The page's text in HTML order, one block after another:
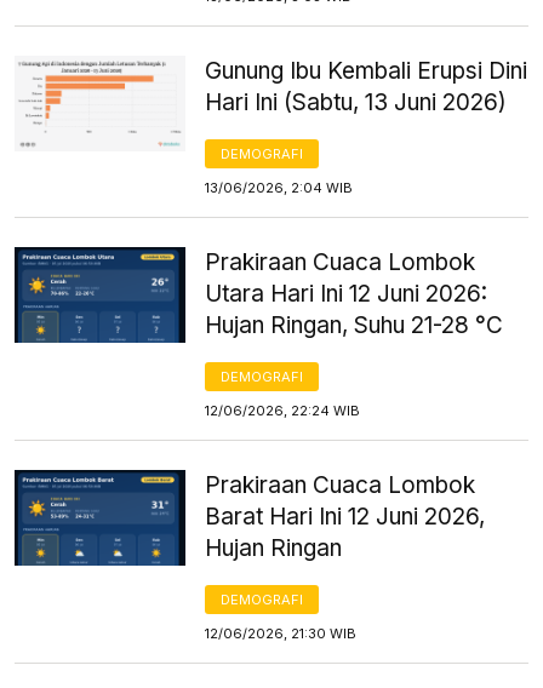
Gunung Ibu Kembali Erupsi Dini
Hari Ini (Sabtu, 13 Juni 2026)
DEMOGRAFI
13/06/2026, 2:04 WIB
Prakiraan Cuaca Lombok
Utara Hari Ini 12 Juni 2026:
Hujan Ringan, Suhu 21-28 °C
DEMOGRAFI
12/06/2026, 22:24 WIB
Prakiraan Cuaca Lombok
Barat Hari Ini 12 Juni 2026,
Hujan Ringan
DEMOGRAFI
12/06/2026, 21:30 WIB